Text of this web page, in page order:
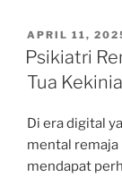
POSTED
ON
APRIL 11,
Psikiatri
Tua
Di era digital
mental remaja
mendapat